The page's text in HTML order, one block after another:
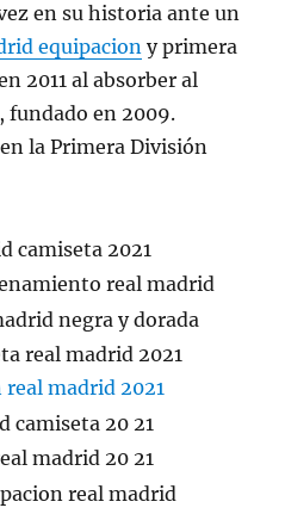
en su historia ante un
equipacion y primera
2011 al absorber al
fundado en 2009.
la Primera División